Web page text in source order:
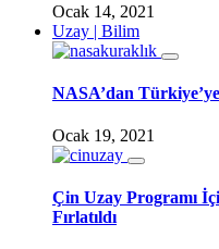
Ocak 14, 2021
Uzay | Bilim
NASA’dan
Ocak 19, 2021
Çin Uzay Programı
Fırlatıldı